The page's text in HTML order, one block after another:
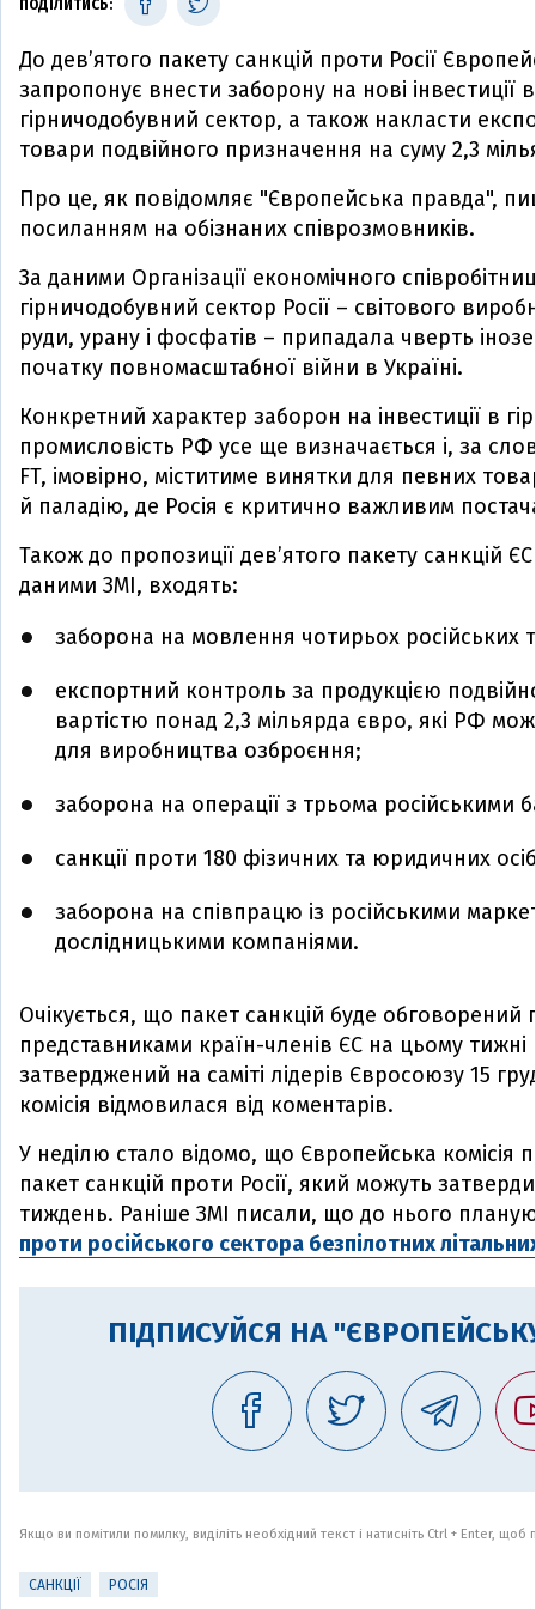
ПОДІЛИТИСЬ:
До дев’ятого пакету санкцій проти Росії
запропонує внести заборону на нові інвестиції
гірничодобувний сектор, а також накласти
товари подвійного призначення на суму 2,3
Про це, як повідомляє "Європейська правда",
посиланням на обізнаних співрозмовників.
За даними Організації економічного
гірничодобувний сектор Росії – світового
руди, урану і фосфатів – припадала чверть
початку повномасштабної війни в Україні.
Конкретний характер заборон на інвестиції в
промисловість РФ усе ще визначається і, за
FT, імовірно, міститиме винятки для певних
й паладію, де Росія є критично важливим
Також до пропозиції дев’ятого пакету санкцій
даними ЗМІ, входять:
заборона на мовлення чотирьох російських
експортний контроль за продукцією
вартістю понад 2,3 мільярда євро, які РФ
для виробництва озброєння;
заборона на операції з трьома російськими
санкції проти 180 фізичних та юридичних осіб
заборона на співпрацю із російськими
дослідницькими компаніями.
Очікується, що пакет санкцій буде обговорений
представниками країн-членів ЄС на цьому
затверджений на саміті лідерів Євросоюзу 15
комісія відмовилася від коментарів.
У неділю стало відомо, що Європейська комісія
пакет санкцій проти Росії, який можуть
тиждень. Раніше ЗМІ писали, що до нього
проти російського сектора безпілотних
ПІДПИСУЙСЯ НА
Якщо ви помітили помилку, виділіть необхідний текст і натисніть Ctrl + Enter,
САНКЦІЇ РОСІЯ